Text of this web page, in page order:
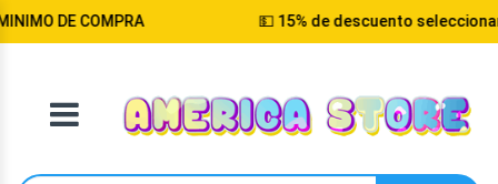
💵 15% de descuento seleccionando opcion
VOLVER
CATEGORIA